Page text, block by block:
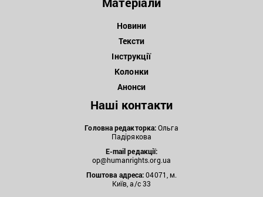
Новини
Тексти
Інструкції
Колонки
Анонси
Наші контакти
Головна редакторка:Ольга
Падірякова
E-mail редакції:
op@humanrights.org.ua
Поштова адреса:04071, м.
Київ, а/с 33